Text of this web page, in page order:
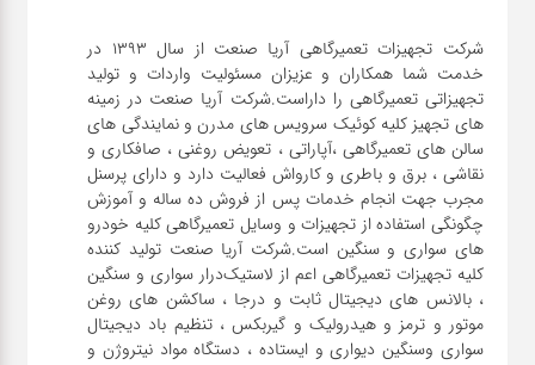
شرکت تجهیزات تعمیرگاهی آریا صنعت از سال ۱۳۹۳ در
خدمت شما همکاران و عزیزان مسئولیت واردات و تولید
تجهیزاتی تعمیرگاهی را داراست.شرکت آریا صنعت در زمینه
های تجهیز کلیه کوئیک سرویس های مدرن و نمایندگی های
سالن های تعمیرگاهی ،آپاراتی ، تعویض روغنی ، صافکاری و
نقاشی ، برق و باطری و کارواش فعالیت دارد و دارای پرسنل
مجرب جهت انجام خدمات پس از فروش ده ساله و آموزش
چگونگی استفاده از تجهیزات و وسایل تعمیرگاهی کلیه خودرو
های سواری و سنگین است.شرکت آریا صنعت تولید کننده
کلیه تجهیزات تعمیرگاهی اعم از لاستیک‌درار سواری و ‌سنگین
، بالانس های دیجیتال ثابت و درجا ، ساکشن های روغن
موتور و ترمز و هیدرولیک و گیربکس ، تنظیم باد دیجیتال
سواری و‌سنگین دیواری و ایستاده ، دستگاه مواد نیتروژن و